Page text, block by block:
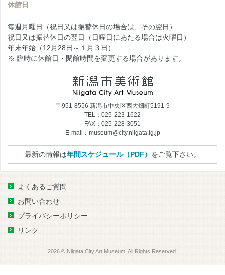
休館日
毎週月曜日（祝日又は振替休日の場合は、その翌日）
祝日又は振替休日の翌日（日曜日にあたる場合は火曜日）
年末年始（12月28日～１月３日）
※ 臨時に休館日・閉館時間を変更する場合があります。
〒951-8556 新潟市中央区西大畑町5191-9
TEL：025-223-1622
FAX：025-228-3051
E-mail：museum@city.niigata.lg.jp
最新の情報は年間スケジュール（PDF） をご覧下さい。
よくあるご質問
お問い合わせ
プライバシーポリシー
リンク
2026 © Niigata City Art Museum. All Rights Reserved.